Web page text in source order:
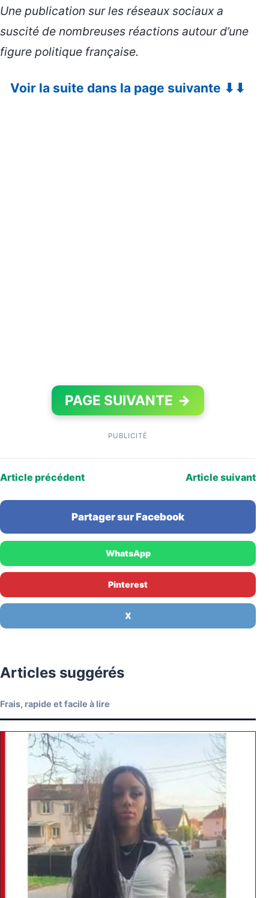
Une publication sur les réseaux sociaux a
suscité de nombreuses réactions autour d’une
figure politique française.
Voir la suite dans la page suivante ⬇⬇
PAGE SUIVANTE →
PUBLICITÉ
Article précédent Article suivant
Partager sur Facebook
WhatsApp
Pinterest
X
Articles suggérés
Frais, rapide et facile à lire